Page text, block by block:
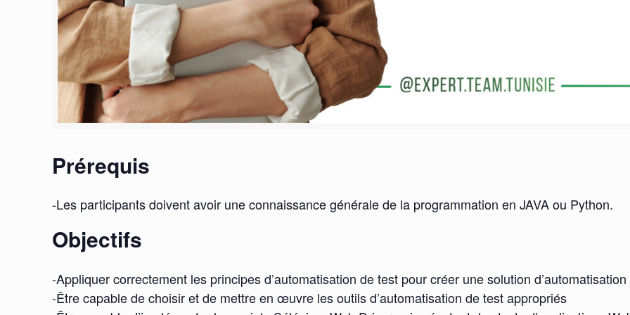
Prérequis
-Les participants doivent avoir une connaissance générale de la programmation en JAVA ou Python.
Objectifs
-Appliquer correctement les principes d’automatisation de test pour créer une solution
-Être capable de choisir et de mettre en œuvre les outils d’automatisation de test appropriés